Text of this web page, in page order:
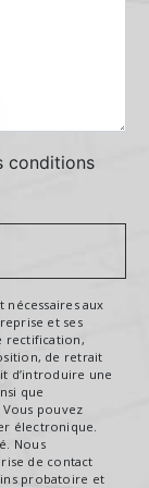
conditions
nécessaires aux
et ses
rectification,
de retrait
d’introduire une
que
pouvez
électronique.
Nous
de contact
probatoire et